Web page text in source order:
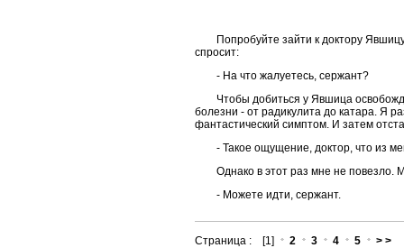
Попробуйте зайти к доктору
спросит:
- На что жалуетесь, сержант?
Чтобы добиться у Явшица
болезни - от радикулита до катара. Я
фантастический симптом. И затем
- Такое ощущение, доктор, что из
Однако в этот раз мне не повезло.
- Можете идти, сержант.
Страница : [1] 2 3 4 5 > >